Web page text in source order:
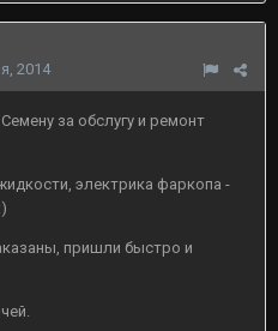
2014
за обслугу и ремонт
электрика фаркопа -
пришли быстро и